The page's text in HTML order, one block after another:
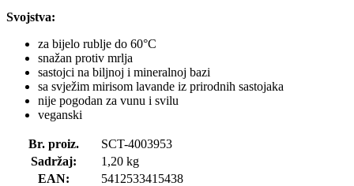
Svojstva:
za bijelo rublje do 60°C
snažan protiv mrlja
sastojci na biljnoj i mineralnoj bazi
sa svježim mirisom lavande iz prirodnih sastojaka
nije pogodan za vunu i svilu
veganski
Br. proiz.
SCT-4003953
Sadržaj:
1,20 kg
EAN:
5412533415438